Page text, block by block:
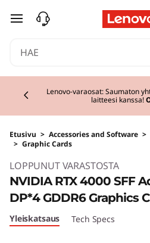
siirry pääsisältöön
Lenovo-varaosat: Saumaton
laitteesi kanssa!
Etusivu > Accessories and Software >
> Graphic Cards
LOPPUNUT VARASTOSTA
NVIDIA RTX 4000 SFF
DP*4 GDDR6 Graphics
Yleiskatsaus Tech Specs